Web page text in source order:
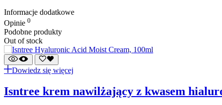
Informacje dodatkowe
Opinie 0
Podobne produkty
Out of stock
Dowiedz się więcej
isntree krem nawilżający z kwasem